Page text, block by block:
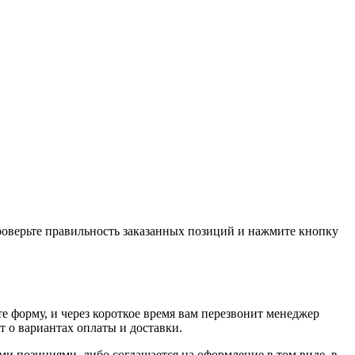
правильность заказанных позиций и нажмите кнопку
и через короткое время вам перезвонит менеджер
о вариантах оплаты и доставки.